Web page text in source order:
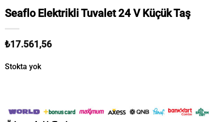
Seaflo Elektrikli Tuvalet 24 V Küçük Taş
₺17.561,56
Stokta yok